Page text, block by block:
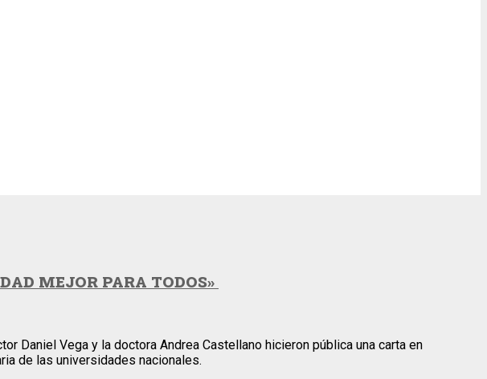
MEJOR PARA TODOS»
Daniel Vega y la doctora Andrea Castellano hicieron pública una carta en
de las universidades nacionales.